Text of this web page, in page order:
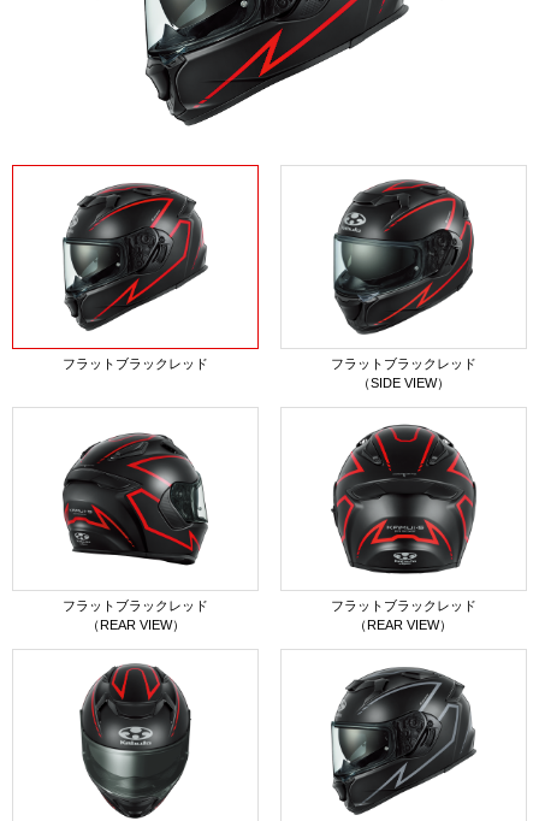
フラットブラックレッド
フラットブラックレッド
（SIDE VIEW）
フラットブラックレッド
（REAR VIEW）
フラットブラックレッド
（REAR VIEW）